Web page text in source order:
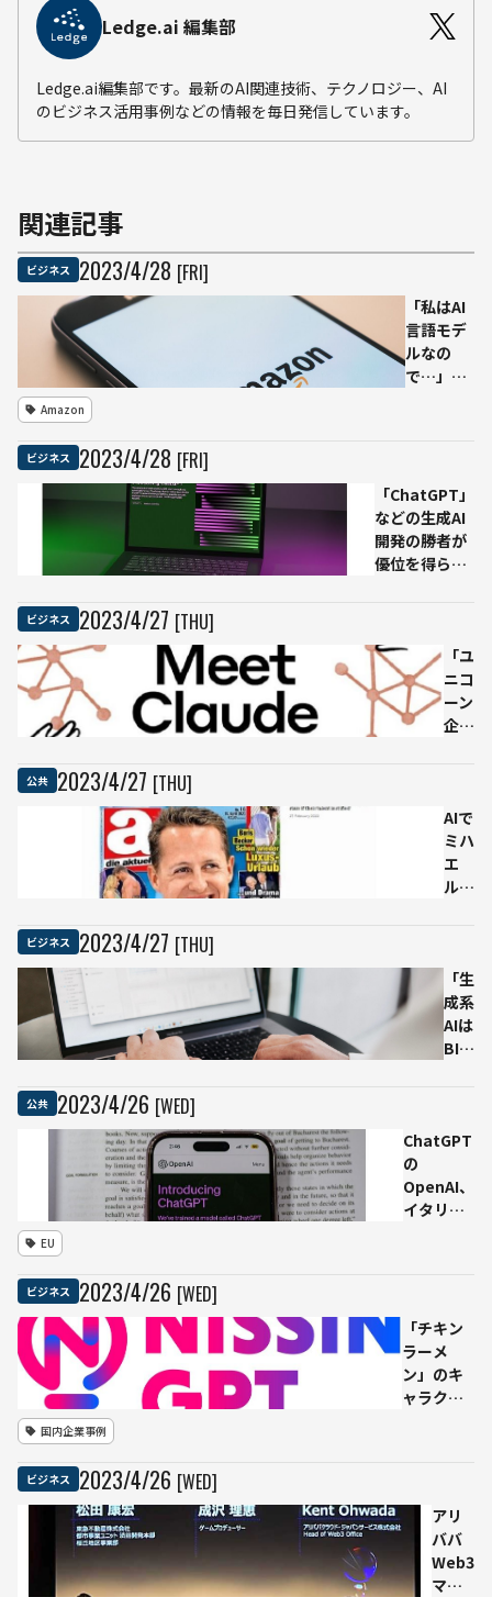
Ledge.ai 編集部
Ledge.ai編集部です。最新のAI関連技術、テクノロジー、AI
のビジネス活用事例などの情報を毎日発信しています。
関連記事
ビジネス 2023/4/28 [FRI]
「私はAI
言語モデ
ルなの
で…」
が使われ
ている恐
れ
Amazon
ビジネス 2023/4/28 [FRI]
「ChatGPT」
などの生成AI
開発の勝者が
優位を得られ
ビジネス 2023/4/27 [THU]
「ユ
ニコ
ーン
企
分の
1に
減っ
た
関連
の起
業は
増加
公共 2023/4/27 [THU]
AIで
ミハ
エ
ル・
氏の
架空
イン
タビ
たド
週刊
誌の
ビジネス 2023/4/27 [THU]
「生
成系
AIは
BIを
在」
手BI
企業
公共 2023/4/26 [WED]
ChatGPT
の
OpenAI、
イタリア
は困難か
EU
ビジネス 2023/4/26 [WED]
「チキン
ラーメ
ン」のキ
ャラクタ
「NISSIN-
GPT」を
社員向け
に公開
国内企業事例
ビジネス 2023/4/26 [WED]
アリ
ババ
Web3
マフ